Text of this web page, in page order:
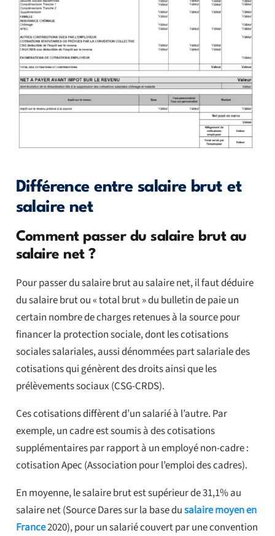
Différence entre salaire brut et
salaire net
Comment passer du salaire brut au
salaire net ?
Pour passer du salaire brut au salaire net, il faut déduire
du salaire brut ou « total brut » du bulletin de paie un
certain nombre de charges retenues à la source pour
financer la protection sociale, dont les cotisations
sociales salariales, aussi dénommées part salariale des
cotisations qui génèrent des droits ainsi que les
prélèvements sociaux (CSG-CRDS).
Ces cotisations diffèrent d’un salarié à l’autre. Par
exemple, un cadre est soumis à des cotisations
supplémentaires par rapport à un employé non-cadre :
cotisation Apec (Association pour l’emploi des cadres).
En moyenne, le salaire brut est supérieur de 31,1% au
salaire net (Source Dares sur la base dusalaire moyen en
France2020), pour un salarié couvert par une convention